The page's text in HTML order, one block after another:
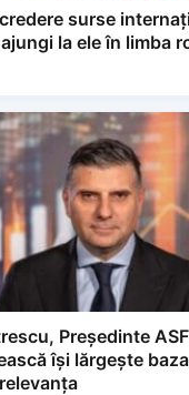
surse
la ele în limba
Președinte ASF: Piața
își lărgește